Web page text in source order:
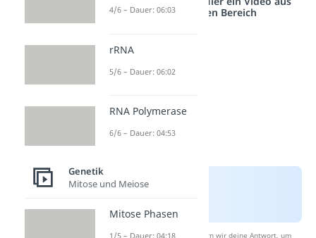
einem anderen Bereich
Nach Beantwortung speichern wir deine Antwort, um
4/6 – Dauer: 06:03
rRNA
5/6 – Dauer: 06:02
RNA Polymerase
6/6 – Dauer: 04:53
Genetik
Mitose und Meiose
Mitose Phasen
1/5 – Dauer: 04:18